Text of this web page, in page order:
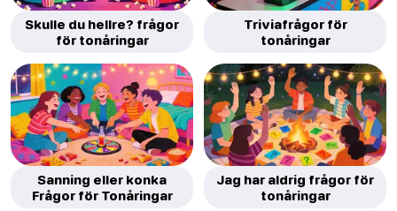
Skulle du hellre? frågor
för tonåringar
Triviafrågor för
tonåringar
Sanning eller konka
Frågor för Tonåringar
Jag har aldrig frågor för
tonåringar